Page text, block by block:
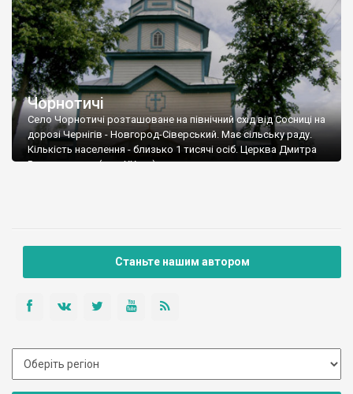
Чорнотичі
Село Чорнотичі розташоване на північний схід від Сосниці на
дорозі Чернігів - Новгород-Сіверський. Має сільську раду.
Кількість населення - близько 1 тисячі осіб. Церква Дмитра
Ростовського (поч. ХХ ст.)
Станьте нашим автором